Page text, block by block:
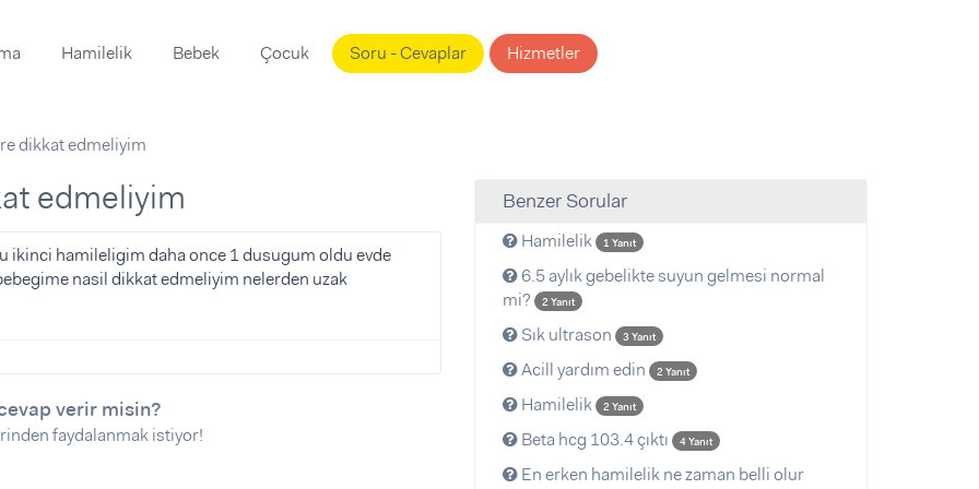
Hamilelik Bebek Çocuk Soru - Cevaplar Hizmetler
dikkat edmeliyim
edmeliyim
ikinci hamileligim daha once 1 dusugum oldu evde
nasil dikkat edmeliyim nelerden uzak
verir misin?
faydalanmak istiyor!
Benzer Sorular
Hamilelik 1 Yanıt
6.5 aylık gebelikte suyun gelmesi normal
mi?
2 Yanıt
Sık ultrason 3 Yanıt
Acill yardım edin 2 Yanıt
Hamilelik 2 Yanıt
Beta hcg 103.4 çıktı 4 Yanıt
En erken hamilelik ne zaman belli olur